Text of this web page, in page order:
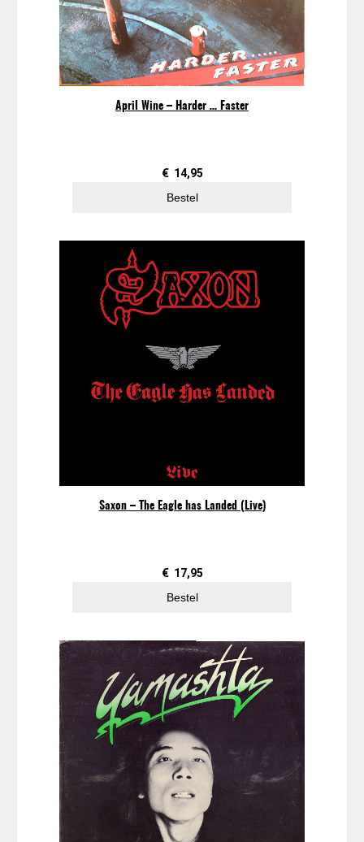
April Wine – Harder … Faster
€ 14,95
Bestel
Saxon – The Eagle has Landed (Live)
€ 17,95
Bestel